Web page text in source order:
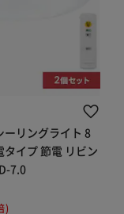
ーリングライト 8
タイプ 節電 リビン
7.0
)